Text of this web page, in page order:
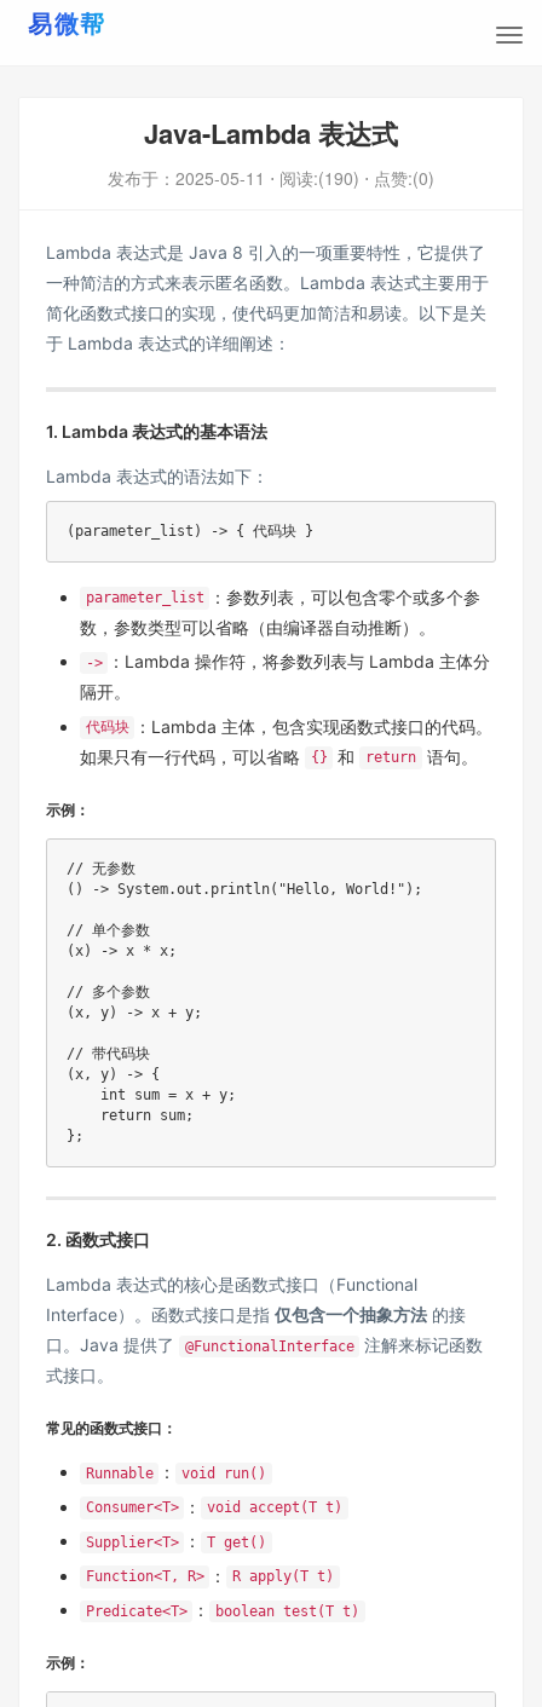
Java-Lambda 表达式
发布于： 2025-05-11 ⋅ 阅读:(190) ⋅ 点赞:(0)
Lambda 表达式是 Java 8 引入的一项重要特性，它提供了
一种简洁的方式来表示匿名函数。Lambda 表达式主要用于
简化函数式接口的实现，使代码更加简洁和易读。以下是关
于 Lambda 表达式的详细阐述：
1. Lambda 表达式的基本语法
Lambda 表达式的语法如下：
(parameter_list) -> { 代码块 }
parameter_list
：参数列表，可以包含零个或多个参
数，参数类型可以省略（由编译器自动推断）。
->
：Lambda 操作符，将参数列表与 Lambda 主体分
隔开。
代码块
：Lambda 主体，包含实现函数式接口的代码。
如果只有一行代码，可以省略
{} 和 return 语句。
示例：
// 无参数
() -> System.out.println("Hello, World!");
// 单个参数
(x) -> x * x;
// 多个参数
(x, y) -> x + y;
// 带代码块
(x, y) -> {
    int sum = x + y;
    return sum;
};
2. 函数式接口
Lambda 表达式的核心是函数式接口（Functional
Interface）。函数式接口是指 仅包含一个抽象方法 的接
口。Java 提供了
@FunctionalInterface 注解来标记函数
式接口。
常见的函数式接口：
Runnable ： void run()
Consumer<T> ： void accept(T t)
Supplier<T> ： T get()
Function<T, R> ： R apply(T t)
Predicate<T> ： boolean test(T t)
示例：